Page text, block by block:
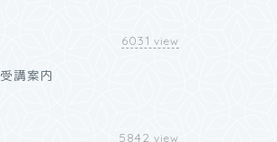
6031 view
受講案内
5842 view